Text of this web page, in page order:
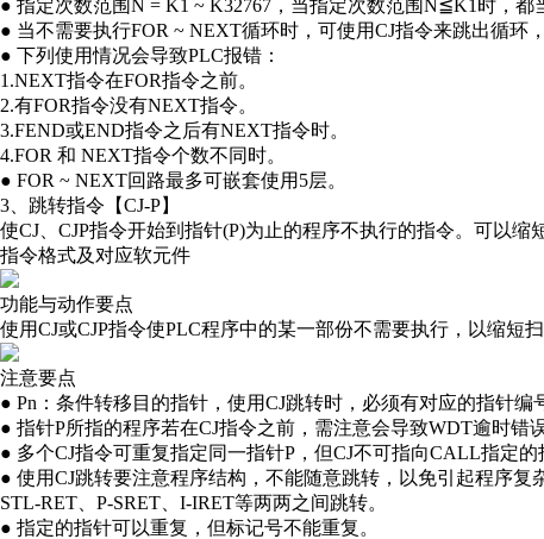
● 指定次数范围N = K1 ~ K32767，当指定次数范围N≦K1时，都
● 当不需要执行FOR ~ NEXT循环时，可使用CJ指令来跳出循环，
● 下列使用情况会导致PLC报错：
1.NEXT指令在FOR指令之前。
2.有FOR指令没有NEXT指令。
3.FEND或END指令之后有NEXT指令时。
4.FOR 和 NEXT指令个数不同时。
● FOR ~ NEXT回路最多可嵌套使用5层。
3、跳转指令【CJ-P】
使CJ、CJP指令开始到指针(P)为止的程序不执行的指令。可以缩
指令格式及对应软元件
功能与动作要点
使用CJ或CJP指令使PLC程序中的某一部份不需要执行，以缩短
注意要点
● Pn：条件转移目的指针，使用CJ跳转时，必须有对应的指针编
● 指针P所指的程序若在CJ指令之前，需注意会导致WDT逾时错
● 多个CJ指令可重复指定同一指针P，但CJ不可指向CALL指定的
● 使用CJ跳转要注意程序结构，不能随意跳转，以免引起程序复
STL-RET、P-SRET、I-IRET等两两之间跳转。
● 指定的指针可以重复，但标记号不能重复。